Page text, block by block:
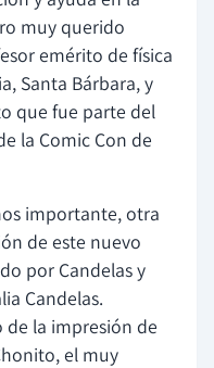
muy querido
emérito de física
Santa Bárbara, y
que fue parte del
la Comic Con de
importante, otra
de este nuevo
por Candelas y
Candelas.
la impresión de
el muy